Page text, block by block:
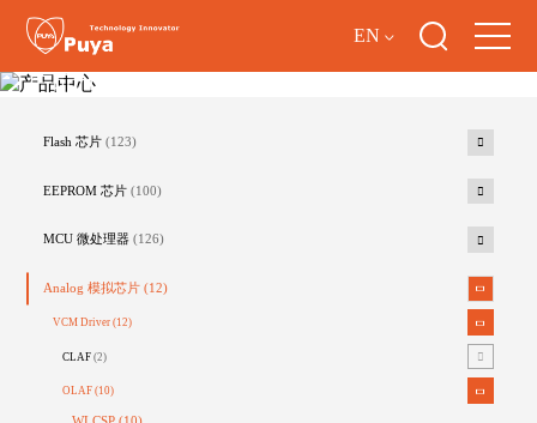
EN
产品中心
Flash 芯片 (123)
EEPROM 芯片 (100)
MCU 微处理器 (126)
Analog 模拟芯片 (12)
VCM Driver(12)
CLAF(2)
OLAF(10)